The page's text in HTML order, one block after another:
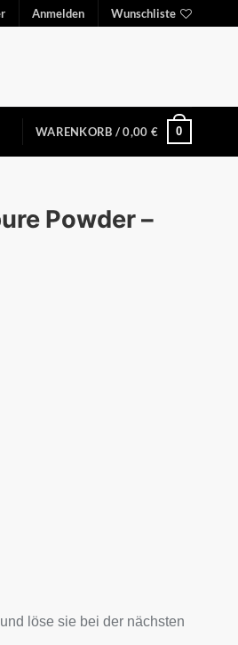
Anmelden Wunschliste
WARENKORB /0,00 € 0
Powder –
löse sie bei der nächsten